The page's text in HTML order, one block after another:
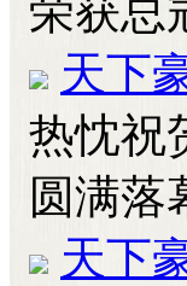
荣获
天下
热忱祝
圆满落
天下